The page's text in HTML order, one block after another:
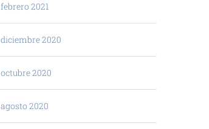
febrero 2021
diciembre 2020
octubre 2020
agosto 2020